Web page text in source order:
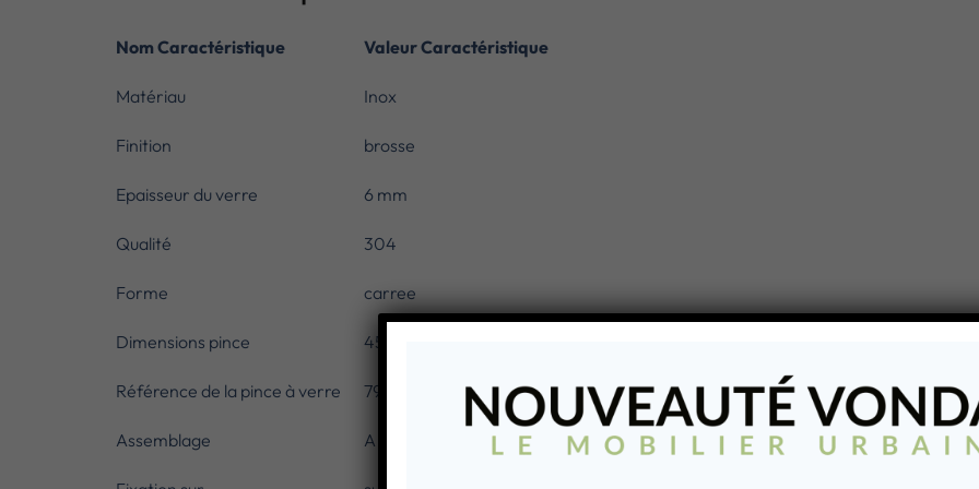
Nom Caractéristique Valeur Caractéristique
Matériau Inox
Finition brosse
Epaisseur du verre 6 mm
Qualité 304
Forme carree
Dimensions pince 45 x 45 mm
Référence de la pince à verre 799000
Assemblage A visser